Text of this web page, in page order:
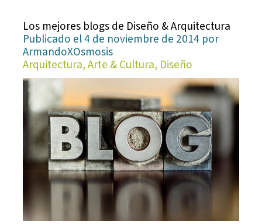
Los mejores blogs de Diseño & Arquitectura
Publicado el 4 de noviembre de 2014 por
ArmandoXOsmosis
Arquitectura, Arte & Cultura, Diseño